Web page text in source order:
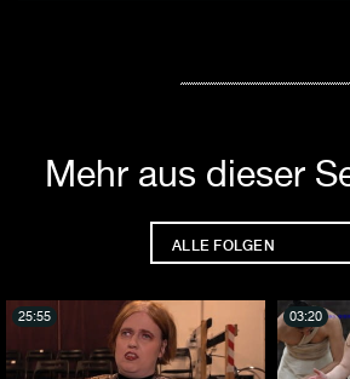
Mehr aus dieser
25:55 03:20